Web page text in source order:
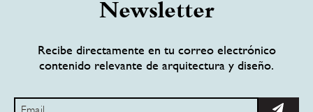
Newsletter
Recibe directamente en tu correo electrónico
contenido relevante de arquitectura y diseño.